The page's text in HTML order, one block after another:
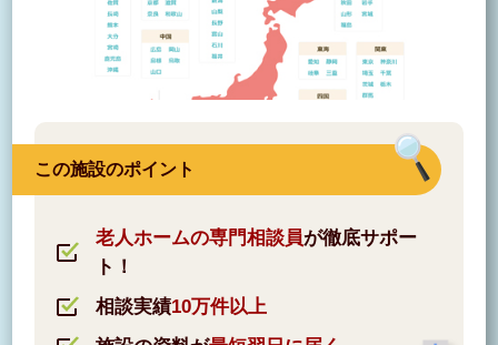
この施設のポイント
老人ホームの専門相談員が徹底サポー
ト！
相談実績10万件以上